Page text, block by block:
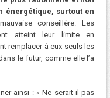
énergétique, surtout en
conseillère. Les
atteint leur limite en
remplacer à eux seuls les
le futur, comme elle l’a
ainsi : « Ne serait-il pas